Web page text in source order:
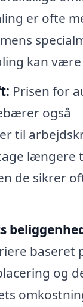
er ofte
kan
Prisen for
også
til
længere
de sikrer
baseret
og